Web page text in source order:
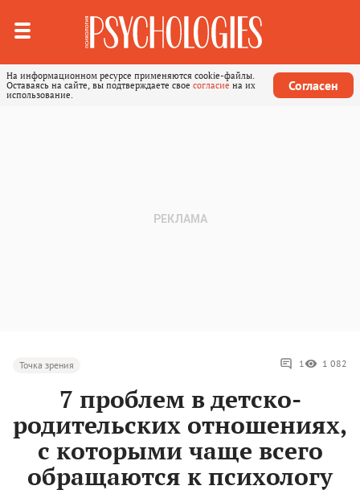
На информационном ресурсе применяются cookie-файлы.
Оставаясь на сайте, вы подтверждаете свое согласие на их
использование.
Согласен
Точка зрения 1 1 082
7 проблем в детско-
родительских отношениях,
с которыми чаще всего
обращаются к психологу